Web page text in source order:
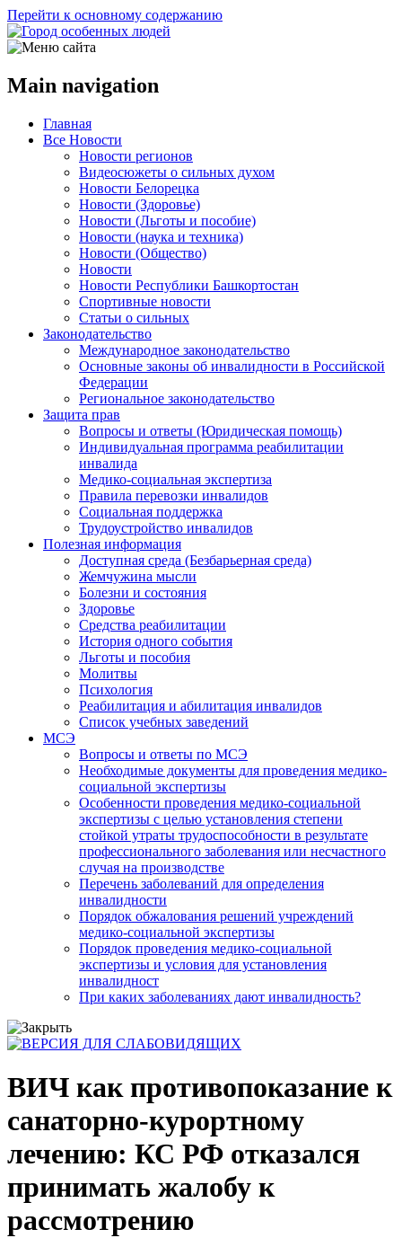
Перейти к основному содержанию
Main navigation
Главная
Все Новости
Новости регионов
Видеосюжеты о сильных духом
Новости Белорецка
Новости (Здоровье)
Новости (Льготы и пособие)
Новости (наука и техника)
Новости (Общество)
Новости
Новости Республики Башкортостан
Спортивные новости
Статьи о сильных
Законодательство
Международное законодательство
Основные законы об инвалидности в Российской
Федерации
Региональное законодательство
Защита прав
Вопросы и ответы (Юридическая помощь)
Индивидуальная программа реабилитации
инвалида
Медико-социальная экспертиза
Правила перевозки инвалидов
Социальная поддержка
Трудоустройство инвалидов
Полезная информация
Доступная среда (Безбарьерная среда)
Жемчужина мысли
Болезни и состояния
Здоровье
Средства реабилитации
История одного события
Льготы и пособия
Молитвы
Психология
Реабилитация и абилитация инвалидов
Список учебных заведений
МСЭ
Вопросы и ответы по МСЭ
Необходимые документы для проведения медико-
социальной экспертизы
Особенности проведения медико-социальной
экспертизы с целью установления степени
стойкой утраты трудоспособности в результате
профессионального заболевания или несчастного
случая на производстве
Перечень заболеваний для определения
инвалидности
Порядок обжалования решений учреждений
медико-социальной экспертизы
Порядок проведения медико-социальной
экспертизы и условия для установления
инвалидност
При каких заболеваниях дают инвалидность?
ВИЧ как противопоказание к
санаторно-курортному
лечению: КС РФ отказался
принимать жалобу к
рассмотрению